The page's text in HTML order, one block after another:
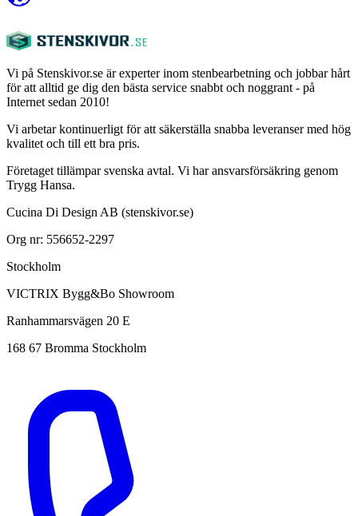
Vi på Stenskivor.se är experter inom stenbearbetning och jobbar hårt
för att alltid ge dig den bästa service snabbt och noggrant - på
Internet sedan 2010!
Vi arbetar kontinuerligt för att säkerställa snabba leveranser med hög
kvalitet och till ett bra pris.
Företaget tillämpar svenska avtal. Vi har ansvarsförsäkring genom
Trygg Hansa.
Cucina Di Design AB (stenskivor.se)
Org nr: 556652-2297
Stockholm
VICTRIX Bygg&Bo Showroom
Ranhammarsvägen 20 E
168 67 Bromma Stockholm